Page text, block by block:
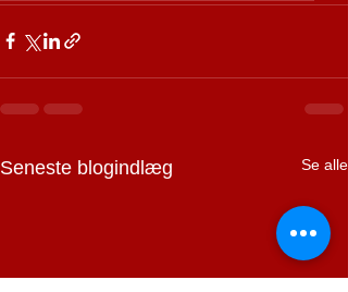
Seneste blogindlæg Se alle